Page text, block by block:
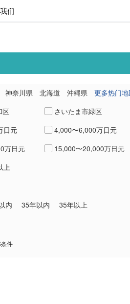
们
神奈川県 北海道 沖縄県
更多热门
県
区 さいたま市緑区
蕨市
北葛飾郡杉戸町
日元 4,000〜6,000万日元
万日元 15,000〜20,000万日元
上
内 35年以内
35年以上
件